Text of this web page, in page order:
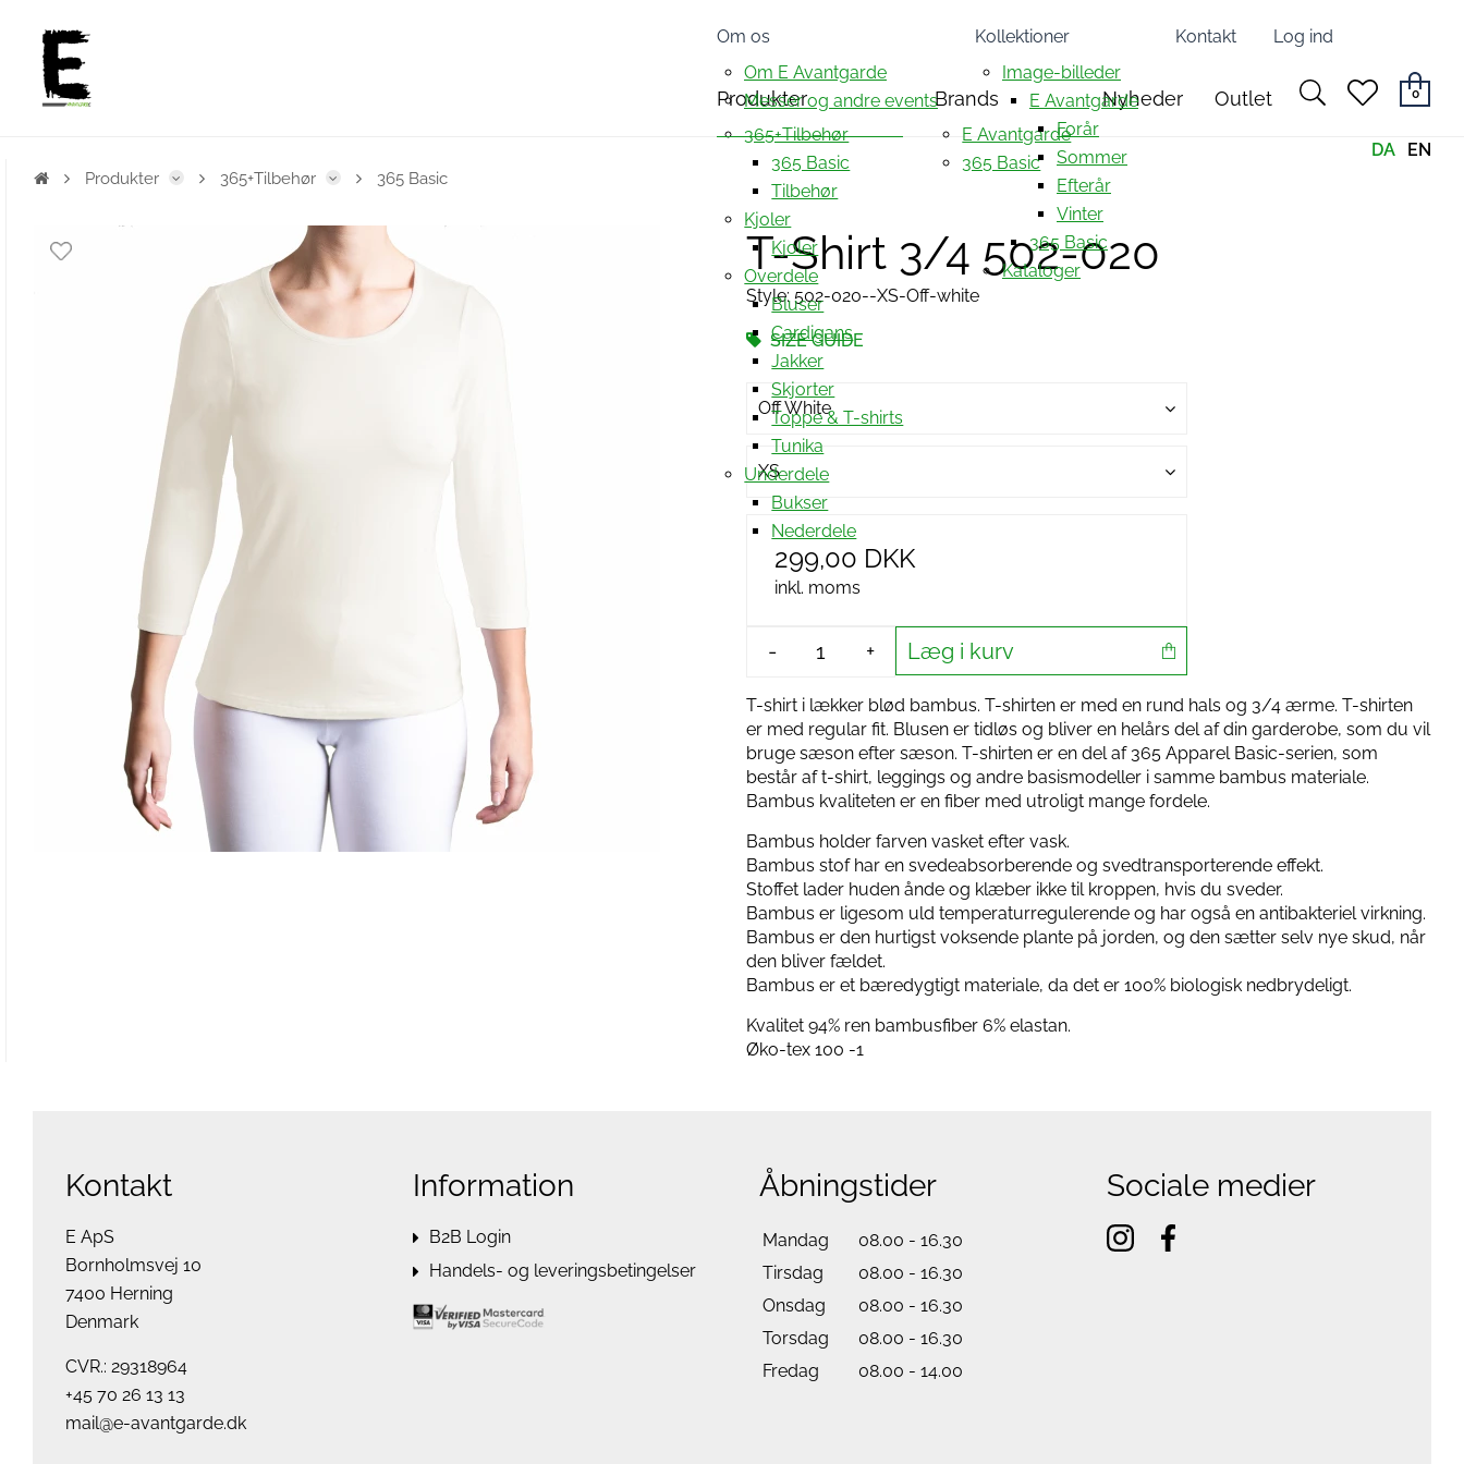
Produkter
365+Tilbehør
365 Basic
Tilbehør
Kjoler
Kjoler
Overdele
Bluser
Cardigans
Jakker
Skjorter
Toppe & T-shirts
Tunika
Underdele
Bukser
Nederdele
Brands
E Avantgarde
365 Basic
Nyheder Outlet
searchheart
0
Om os
Om E Avantgarde
Messer og andre events
Kollektioner
Image-billeder
E Avantgarde
Forår
Sommer
Efterår
Vinter
365 Basic
Kataloger
Kontakt Log ind
DA EN
Produkter 365+Tilbehør 365 Basic
T-Shirt 3/4 502-020
Style: 502-020--XS-Off-white
SIZE GUIDE
Off White
XS
299,00 DKK
inkl. moms
- + Læg i kurv
T-shirt i lækker blød bambus. T-shirten er med en rund hals og 3/4 ærme. T-shirten
er med regular fit. Blusen er tidløs og bliver en helårs del af din garderobe, som du vil
bruge sæson efter sæson. T-shirten er en del af 365 Apparel Basic-serien, som
består af t-shirt, leggings og andre basismodeller i samme bambus materiale.
Bambus kvaliteten er en fiber med utroligt mange fordele.
Bambus holder farven vasket efter vask.
Bambus stof har en svedeabsorberende og svedtransporterende effekt.
Stoffet lader huden ånde og klæber ikke til kroppen, hvis du sveder.
Bambus er ligesom uld temperaturregulerende og har også en antibakteriel virkning.
Bambus er den hurtigst voksende plante på jorden, og den sætter selv nye skud, når
den bliver fældet.
Bambus er et bæredygtigt materiale, da det er 100% biologisk nedbrydeligt.
Kvalitet 94% ren bambusfiber 6% elastan.
Øko-tex 100 -1
Kontakt
E ApS
Bornholmsvej 10
7400 Herning
Denmark
CVR.: 29318964
+45 70 26 13 13
mail@e-avantgarde.dk
Information
B2B Login
Handels- og leveringsbetingelser
Åbningstider
Mandag
08.00 - 16.30
Tirsdag
08.00 - 16.30
Onsdag
08.00 - 16.30
Torsdag
08.00 - 16.30
Fredag
08.00 - 14.00
Sociale medier
instagramfacebook